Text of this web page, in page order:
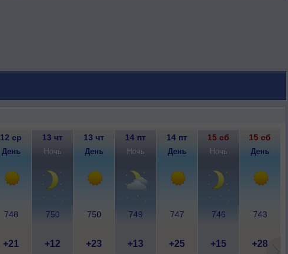
12 ср 13 чт 13 чт 14 пт 14 пт 15 сб 15 сб
День Ночь День Ночь День Ночь День
748 750 750 749 747 746 743
+21 +12 +23 +13 +25 +15 +28